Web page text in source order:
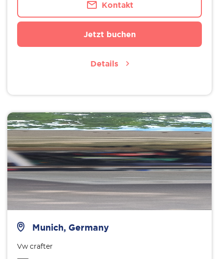
Kontakt
Jetzt buchen
Details
Munich, Germany
Vw crafter